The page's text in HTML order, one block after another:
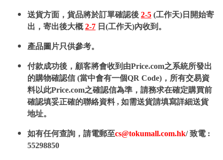
送貨方面，貨品將於訂單確認後 2-5 (工作天)日開始寄
出，寄出後大概2-7 日(工作天)內收到。
產品圖片只供參考。
付款成功後，顧客將會收到由Price.com之系統所發出
的購物確認信 (當中會有一個QR Code)，所有交易資
料以此Price.com之確認信為準，請務求在確定購買前
確認填妥正確的聯絡資料 , 如需送貨請填寫詳細送貨
地址。
如有任何查詢，請電郵至cs@tokumall.com.hk/ 致電 :
55298850